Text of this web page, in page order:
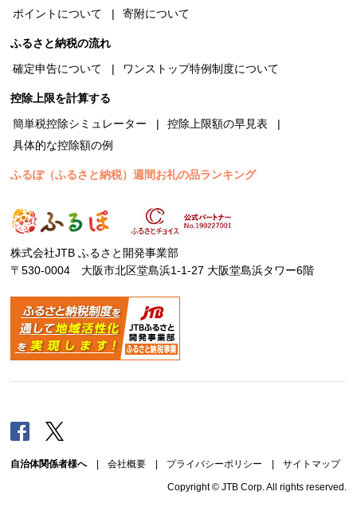
ポイントについて
寄附について
ふるさと納税の流れ
確定申告について
ワンストップ特例制度について
控除上限を計算する
簡単税控除シミュレーター
控除上限額の早見表
具体的な控除額の例
ふるぽ（ふるさと納税）週間お礼の品ランキング
株式会社JTB ふるさと開発事業部
〒530-0004 大阪市北区堂島浜1-1-27 大阪堂島浜タワー6階
Facebook
自治体関係者様へ| 会社概要 プライバシーポリシー サイトマップ
Copyright © JTB Corp. All rights reserved.